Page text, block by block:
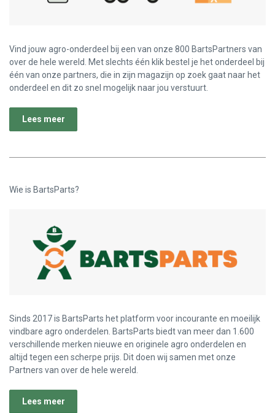
Vind jouw agro-onderdeel bij een van onze 800 BartsPartners van
over de hele wereld. Met slechts één klik bestel je het onderdeel bij
één van onze partners, die in zijn magazijn op zoek gaat naar het
onderdeel en dit zo snel mogelijk naar jou verstuurt.
Lees meer
Wie is BartsParts?
Sinds 2017 is BartsParts het platform voor incourante en moeilijk
vindbare agro onderdelen. BartsParts biedt van meer dan 1.600
verschillende merken nieuwe en originele agro onderdelen en
altijd tegen een scherpe prijs. Dit doen wij samen met onze
Partners van over de hele wereld.
Lees meer